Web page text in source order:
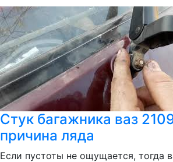
Стук багажника ваз
причина ляда
Если пустоты не ощущается, тогда